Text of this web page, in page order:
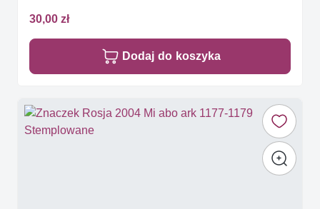
30,00 zł
Dodaj do koszyka